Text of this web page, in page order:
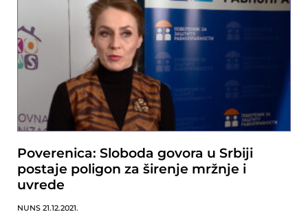
Poverenica: Sloboda govora u Srbiji
postaje poligon za širenje mržnje i
uvrede
NUNS 21.12.2021.